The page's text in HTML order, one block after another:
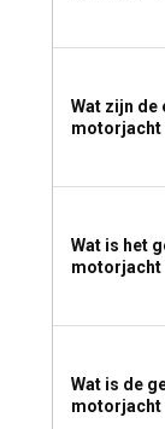
Wat zijn de
motorjacht
Wat is het
motorjacht
Wat is de
motorjacht